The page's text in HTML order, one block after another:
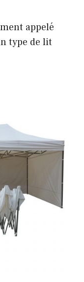
appelé
type de lit